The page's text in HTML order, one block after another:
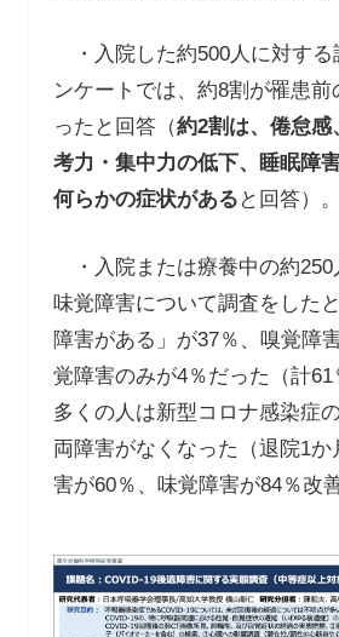
・入院した約500人に対する
ンケートでは、約8割が罹患前
ったと回答（約2割は、倦怠感
考力・集中力の低下、睡眠障
何らかの症状がある と回答）。
・入院または療養中の約250
味覚障害について調査をした
障害がある」が37％、嗅覚障
覚障害のみが4％だった（計61
多くの人は新型コロナ感染症
両障害がなくなった（退院1か
害が60％、味覚障害が84％改